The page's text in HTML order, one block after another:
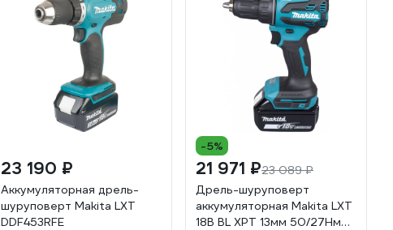
23 190 ₽
Аккумуляторная дрель-
шуруповерт Makita LXT
DDF453RFE
-5%
21 971 ₽23 089 ₽
Дрель-шуруповерт
аккумуляторная Makita LXT
18В BL XPT 13мм 50/27Нм